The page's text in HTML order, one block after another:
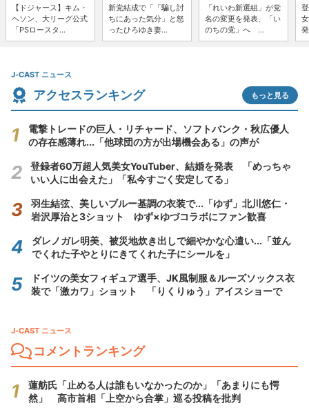
【ドジャース】キム・
ヘソン、大リーグ公式
「PSロースタ...
新党結成で「「騙し討
ちにあった気分」と怒
ったひろゆき妻...
「れいわ新選組」が党
名の変更を発表、「い
のちの党」へ ...
J-CAST ニュース
アクセスランキング もっと見る
電撃トレードの巨人・リチャード、ソフトバンク・秋広優人
の存在感薄れ...「他球団の方が出場機会ある」の声が
登録者60万超人気美女YouTuber、結婚を発表 「めっちゃ
いい人に出会えた」「私今すごく安定してる」
羽生結弦、美しいブルー基調の衣装で...「ゆず」北川悠仁・
岩沢厚治と3ショット ゆず×ゆづコラボにファン歓喜
ダレノガレ明美、被災地炊き出しで細やかな心遣い...「並ん
でくれた子やとりにきてくれた子にシールを」
ドイツの美女フィギュア選手、JK風制服＆ルーズソックス衣
装で「激カワ」ショット 「りくりゅう」アイスショーで
J-CAST ニュース
コメントランキング
蓮舫氏「止める人は誰もいなかったのか」「あまりにも愕
然」 高市首相「上空から合掌」巡る投稿を批判